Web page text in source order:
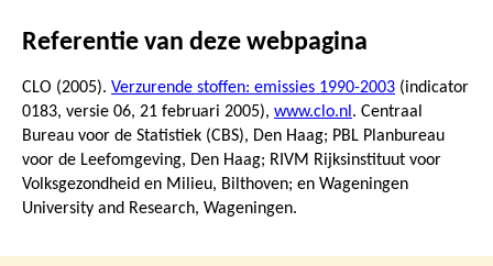
Referentie van deze webpagina
CLO (2005). Verzurende stoffen: emissies 1990-2003 (indicator
0183, versie 06, 21 februari 2005), www.clo.nl . Centraal
Bureau voor de Statistiek (CBS), Den Haag; PBL Planbureau
voor de Leefomgeving, Den Haag; RIVM Rijksinstituut voor
Volksgezondheid en Milieu, Bilthoven; en Wageningen
University and Research, Wageningen.